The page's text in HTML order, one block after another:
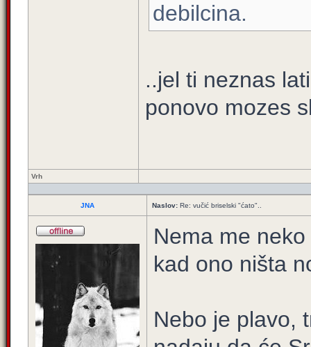
debilcina.
..jel ti neznas
ponovo mozes
Vrh
JNA Naslov: Re: vučić briselski "ćato"..
Nema me
kad ono ništa
Nebo je plavo,